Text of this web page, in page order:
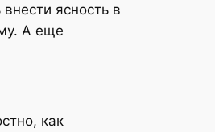
ясность в
А еще
как